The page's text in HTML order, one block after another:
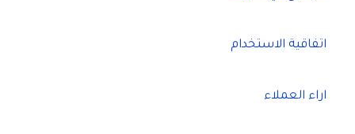
اتفاقية الاستخدام
اراء العملاء